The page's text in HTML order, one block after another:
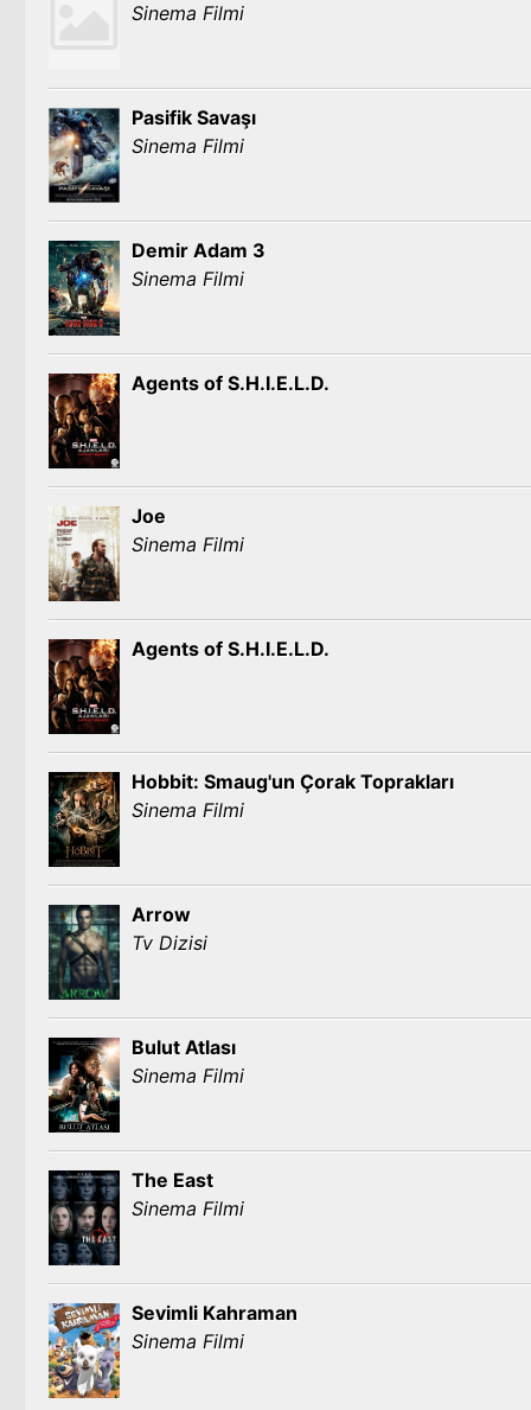
Sinema Filmi
Pasifik Savaşı
Sinema Filmi
Demir Adam 3
Sinema Filmi
Agents of S.H.I.E.L.D.
Joe
Sinema Filmi
Agents of S.H.I.E.L.D.
Hobbit: Smaug'un Çorak Toprakları
Sinema Filmi
Arrow
Tv Dizisi
Bulut Atlası
Sinema Filmi
The East
Sinema Filmi
Sevimli Kahraman
Sinema Filmi